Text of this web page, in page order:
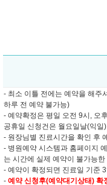
- 최소 이틀 전에는 예약을 해주
하루 전 예약 불가능)
- 예약확정은 평일 오전 9시, 오
공휴일 신청건은 월요일날(익일
- 원장님별 진료시간을 확인 후
- 병원예약 시스템과 홈페이지
는 시간에 실제 예약이 불가능
- 예약이 확정되면 진료일 기준
- 예약 신청후(예약대기상태) 확